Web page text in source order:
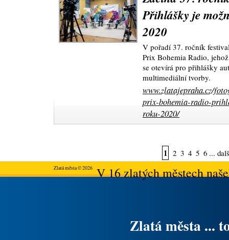
Přihlášky je
2020
V pořadí 37. ročník
Prix Bohemia Radio,
se otevírá pro přihlášky
multimediální tvorby.
www.zlatajepraha.cz/
prix-bohemia-radio-
roku-2020/
1 2 3 4 5 6 ...
Zlatá města © 2026V 16 zlatých městech
Zlatá města ...